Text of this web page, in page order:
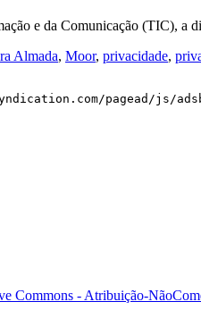
e da Comunicação (TIC),
Almada, Moor, privacidade,
pagead/js/
Commons - Atribuição-